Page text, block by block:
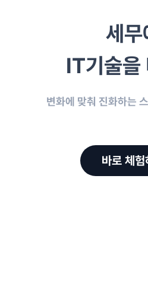
세무
IT기술을
변화에 맞춰 진화하는
바로 체험